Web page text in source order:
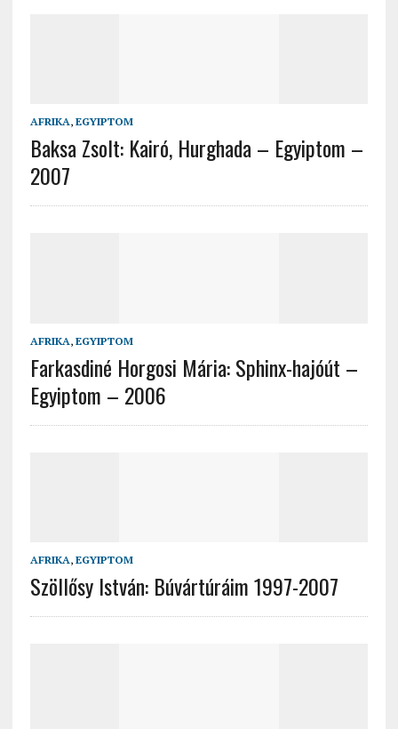
AFRIKA, EGYIPTOM
Baksa Zsolt: Kairó, Hurghada – Egyiptom –
2007
AFRIKA, EGYIPTOM
Farkasdiné Horgosi Mária: Sphinx-hajóút –
Egyiptom – 2006
AFRIKA, EGYIPTOM
Szöllősy István: Búvártúráim 1997-2007